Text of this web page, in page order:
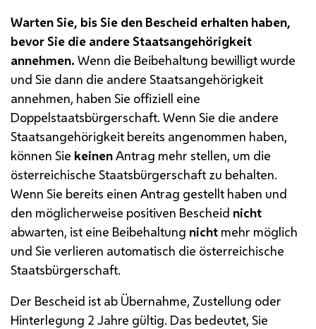
Warten Sie, bis Sie den Bescheid erhalten haben,
bevor Sie die andere Staatsangehörigkeit
annehmen. Wenn die Beibehaltung bewilligt wurde
und Sie dann die andere Staatsangehörigkeit
annehmen, haben Sie offiziell eine
Doppelstaatsbürgerschaft. Wenn Sie die andere
Staatsangehörigkeit bereits angenommen haben,
können Sie keinenAntrag mehr stellen, um die
österreichische Staatsbürgerschaft zu behalten.
Wenn Sie bereits einen Antrag gestellt haben und
den möglicherweise positiven Bescheid nicht
abwarten, ist eine Beibehaltung nicht mehr möglich
und Sie verlieren automatisch die österreichische
Staatsbürgerschaft.
Der Bescheid ist ab Übernahme, Zustellung oder
Hinterlegung 2 Jahre gültig. Das bedeutet, Sie